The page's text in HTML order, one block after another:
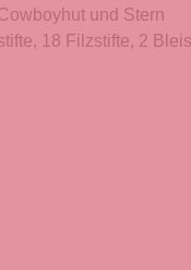
und Stern
18 Filzstifte, 2